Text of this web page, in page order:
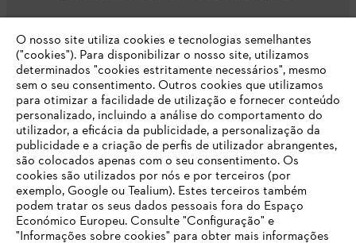
Opções de pagamento
Empresa
FAQs Loja Online
O nosso site utiliza cookies e tecnologias semelhantes
("cookies"). Para disponibilizar o nosso site, utilizamos
determinados "cookies estritamente necessários", mesmo
sem o seu consentimento. Outros cookies que utilizamos
para otimizar a facilidade de utilização e fornecer conteúdo
personalizado, incluindo a análise do comportamento do
utilizador, a eficácia da publicidade, a personalização da
publicidade e a criação de perfis de utilizador abrangentes,
são colocados apenas com o seu consentimento. Os
cookies são utilizados por nós e por terceiros (por
exemplo, Google ou Tealium). Estes terceiros também
podem tratar os seus dados pessoais fora do Espaço
Económico Europeu. Consulte "Configuração" e
"Informações sobre cookies" para obter mais informações